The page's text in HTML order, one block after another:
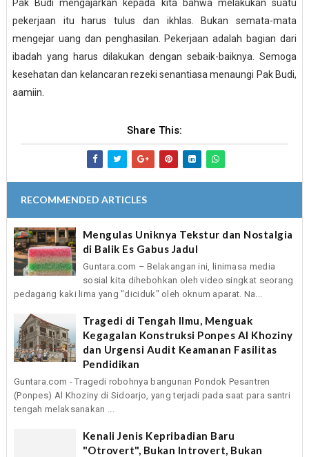
Pak Budi mengajarkan kepada kita bahwa melakukan suatu
pekerjaan itu harus tulus dan ikhlas. Bukan semata-mata
mengejar uang dan penghasilan. Pekerjaan adalah bagian dari
ibadah yang harus dilakukan dengan sebaik-baiknya. Semoga
kesehatan dan kelancaran rezeki senantiasa menaungi Pak Budi,
aamiin.
Share This:
RECOMMENDED ARTICLES
Mengulas Uniknya Tekstur dan Nostalgia
di Balik Es Gabus Jadul
Guntara.com – Belakangan ini, linimasa media
sosial kita dihebohkan oleh video singkat seorang
pedagang kaki lima yang "diciduk" oleh oknum aparat. Na...
Tragedi di Tengah Ilmu, Menguak
Kegagalan Konstruksi Ponpes Al Khoziny
dan Urgensi Audit Keamanan Fasilitas
Pendidikan
Guntara.com - Tragedi robohnya bangunan Pondok Pesantren
(Ponpes) Al Khoziny di Sidoarjo, yang terjadi pada saat para santri
tengah melaksanakan ...
Kenali Jenis Kepribadian Baru
"Otrovert", Bukan Introvert, Bukan